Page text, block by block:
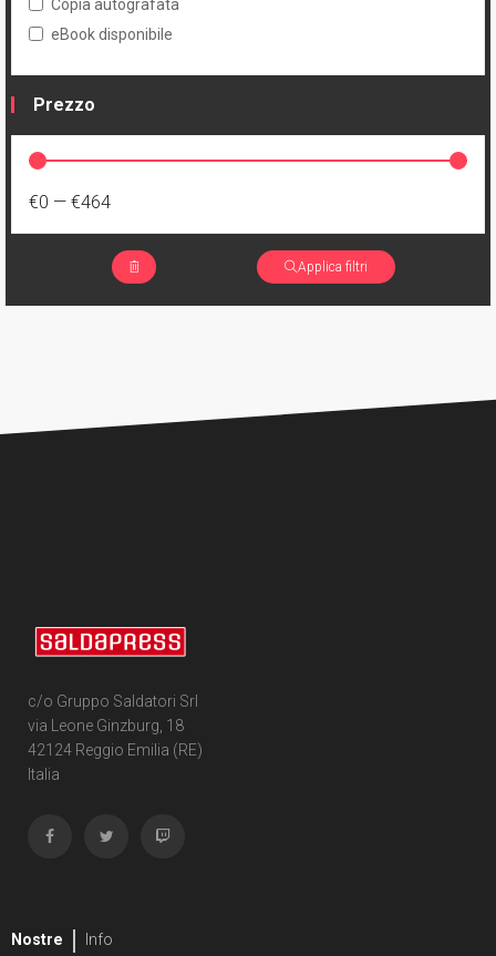
Copia autografata
eBook disponibile
Prezzo
€0 — €464
Applica filtri
c/o Gruppo Saldatori Srl
via Leone Ginzburg, 18
42124 Reggio Emilia (RE)
Italia
Nostre Info